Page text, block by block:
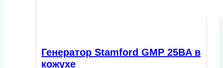
Генератор Stamford GMP 25BA в
кожухе